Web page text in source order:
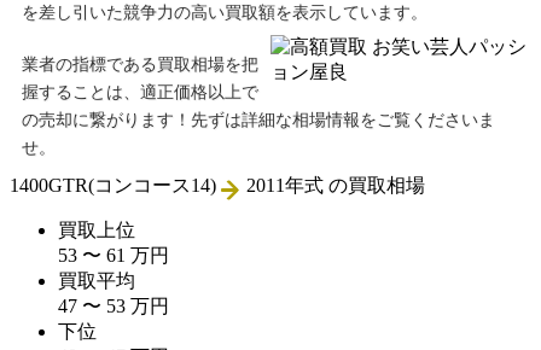
を差し引いた競争力の高い買取額を表示しています。
業者の指標である買取相場を把
握することは、適正価格以上で
の売却に繋がります！先ずは詳細な相場情報をご覧くださいま
せ。
1400GTR(コンコース14) 2011年式 の買取相場
買取上位
53 〜 61 万円
買取平均
47 〜 53 万円
下位